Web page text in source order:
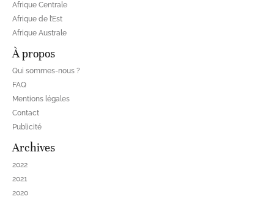
Afrique Centrale
Afrique de l’Est
Afrique Australe
À propos
Qui sommes-nous ?
FAQ
Mentions légales
Contact
Publicité
Archives
2022
2021
2020